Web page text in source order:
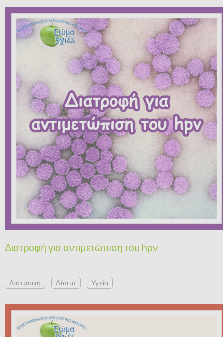
Διατροφή για αντιμετώπιση του hpv
Διατροφή Δίαιτα Υγεία